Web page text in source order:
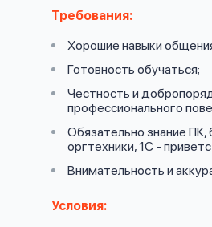
Требования:
Хорошие навыки
Готовность обучаться;
Честность и
профессионального
Обязательно знание ПК,
оргтехники, 1С -
Внимательность и
Условия: